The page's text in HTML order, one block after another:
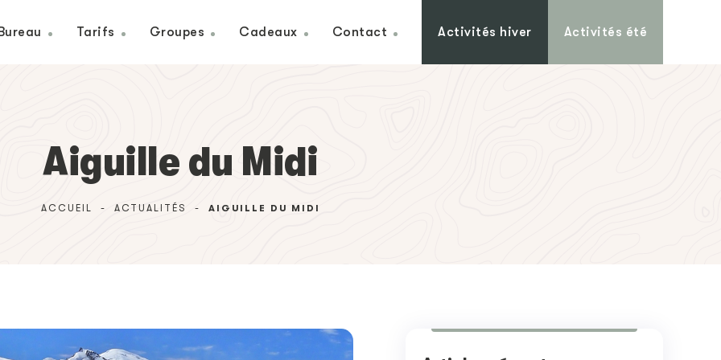
Tarifs Groupes Cadeaux Contact Activités hiver Activités été
Aiguille du Midi
ACCUEIL - ACTUALITÉS - AIGUILLE DU MIDI